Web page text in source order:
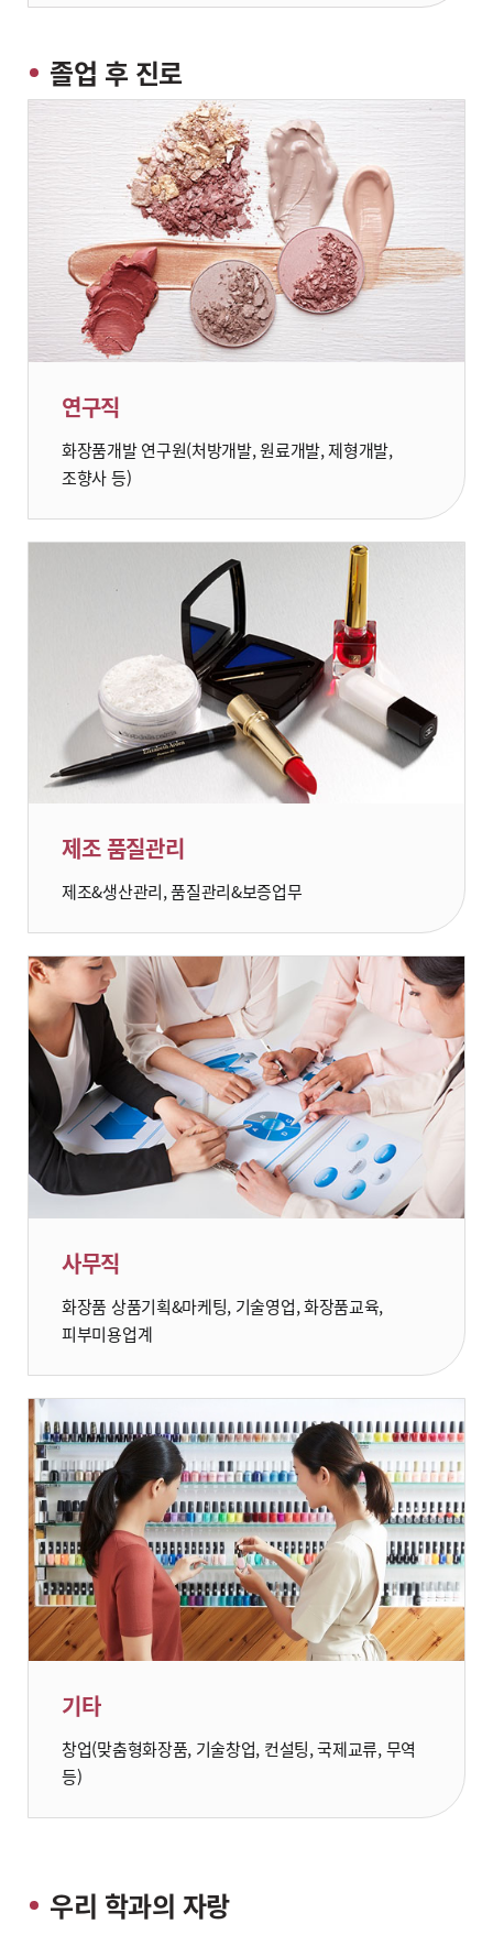
졸업 후 진로
연구직
화장품개발 연구원(처방개발, 원료개발, 제형개발,
조향사 등)
제조 품질관리
제조&생산관리, 품질관리&보증업무
사무직
화장품 상품기획&마케팅, 기술영업, 화장품교육,
피부미용업계
기타
창업(맞춤형화장품, 기술창업, 컨설팅, 국제교류, 무역
등)
우리 학과의 자랑